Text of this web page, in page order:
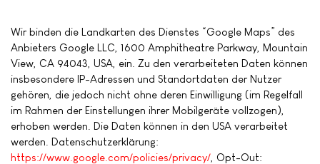
Wir binden die Landkarten des Dienstes “Google Maps” des
Anbieters Google LLC, 1600 Amphitheatre Parkway, Mountain
View, CA 94043, USA, ein. Zu den verarbeiteten Daten können
insbesondere IP-Adressen und Standortdaten der Nutzer
gehören, die jedoch nicht ohne deren Einwilligung (im Regelfall
im Rahmen der Einstellungen ihrer Mobilgeräte vollzogen),
erhoben werden. Die Daten können in den USA verarbeitet
werden. Datenschutzerklärung:
https://www.google.com/policies/privacy/ , Opt-Out: